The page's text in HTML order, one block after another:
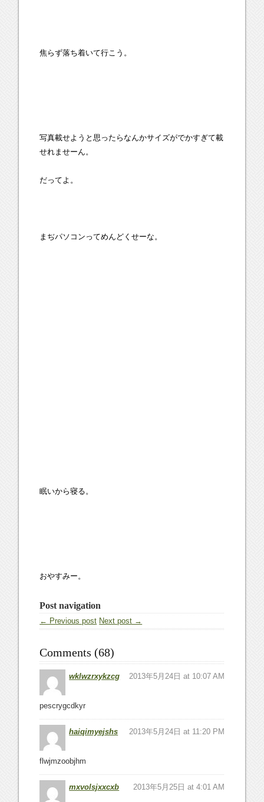
焦らず落ち着いて行こう。
写真載せようと思ったらなんかサイズがでかすぎて載
せれませーん。
だってよ。
まぢパソコンってめんどくせーな。
眠いから寝る。
おやすみー。
Post navigation
← Previous post Next post →
Comments (68)
wklwzrxykzcg 2013年5月24日 at 10:07 AM
pescrygcdkyr
haiqimyejshs 2013年5月24日 at 11:20 PM
flwjmzoobjhm
mxvolsjxxcxb 2013年5月25日 at 4:01 AM